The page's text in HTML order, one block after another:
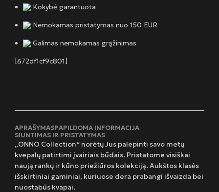
Kokybė garantuota
Nemokamas pristatymas nuo 150 EUR
Galimas nemokamas grąžinimas
[672df1cf9c801]
APRAŠYMASPAPILDOMA INFORMACIJA
SIUNTIMAS IR PRISTATYMAS
„ONNO Collection“ norėtų Jus palepinti savo metų
kvepalų patirtimi įvairiais būdais. Pristatome visiškai
naują rankų ir kūno priežiūros kolekciją. Aukštos klasės
išskirtiniai gaminiai, kuriuose dera prabangi išvaizda bei
nuostabūs kvapai.